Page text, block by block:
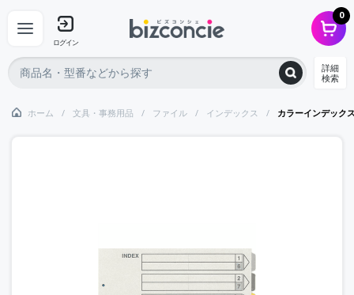
ログイン
0
詳細
検索
ホーム 文具・事務用品 ファイル インデックス カラーインデッ